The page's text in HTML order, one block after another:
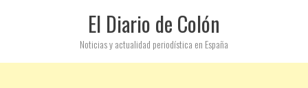
El Diario de Colón
Noticias y actualidad periodística en España